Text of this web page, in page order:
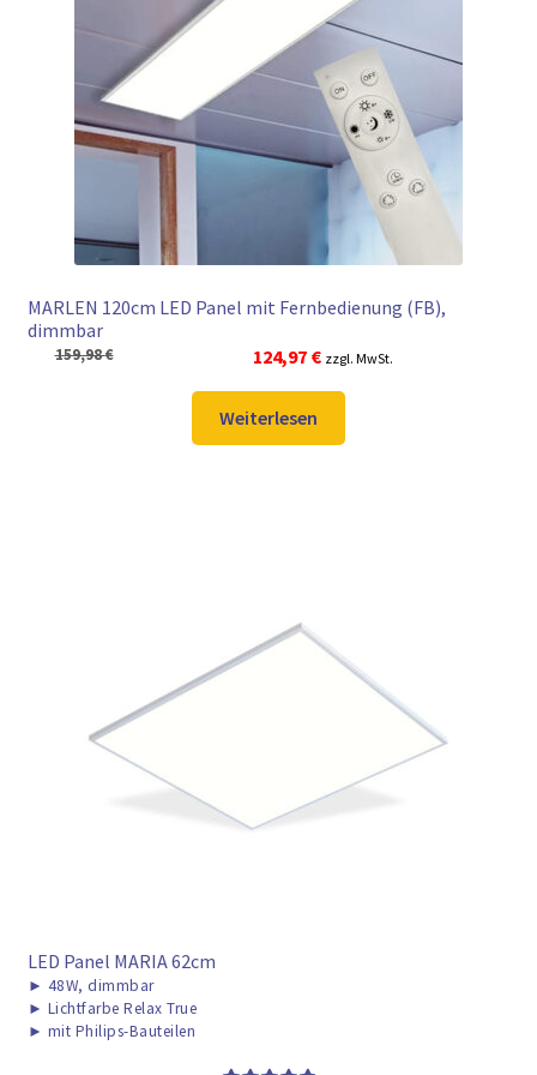
► VERSANDARTEN
MARLEN 120cm LED Panel mit Fernbedienung (FB),
dimmbar
159,98€
Ursprünglicher
Preis
war:
159,98 €
124,97 €Aktueller
Preis
124,97 €.
zzgl. MwSt.
Weiterlesen
LED Panel MARIA 62cm
► 48W, dimmbar
► Lichtfarbe Relax True
► mit Philips-Bauteilen